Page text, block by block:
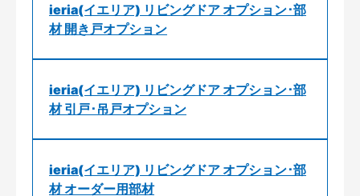
ieria(イエリア) リビングドア オプション･部
材 開き戸オプション
ieria(イエリア) リビングドア オプション･部
材 引戸･吊戸オプション
ieria(イエリア) リビングドア オプション･部
材 オーダー用部材